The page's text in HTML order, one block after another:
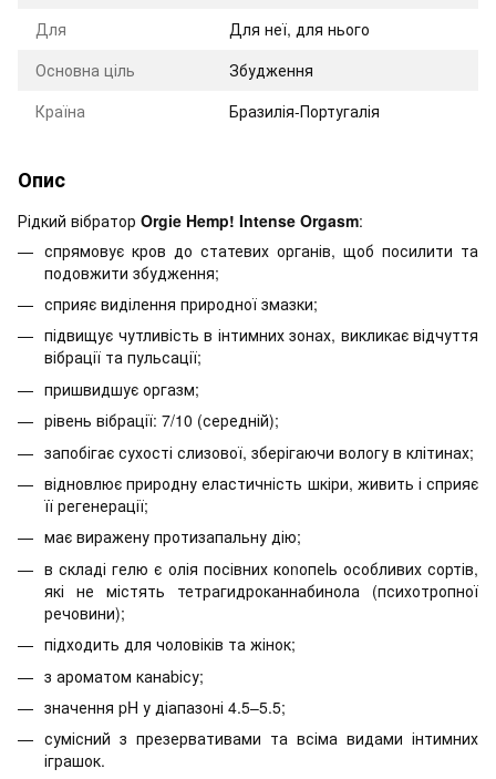
Для
Для неї, для нього
Основна ціль
Збудження
Країна
Бразилія-Португалія
Опис
Рідкий вібратор Orgie Hemp! Intense Orgasm:
спрямовує кров до статевих органів, щоб посилити та
подовжити збудження;
сприяє виділення природної змазки;
підвищує чутливість в інтимних зонах, викликає відчуття
вібрації та пульсації;
пришвидшує оргазм;
рівень вібрації: 7/10 (середній);
запобігає сухості слизової, зберігаючи вологу в клітинах;
відновлює природну еластичність шкіри, живить і сприяє
її регенерації;
має виражену протизапальну дію;
в складі гелю є олія посівних коnопеlь особливих сортів,
які не містять тетрагидроканнабинола (психотропної
речовини);
підходить для чоловіків та жінок;
з ароматом канаbісу;
значення pH у діапазоні 4.5–5.5;
сумісний з презервативами та всіма видами інтимних
іграшок.